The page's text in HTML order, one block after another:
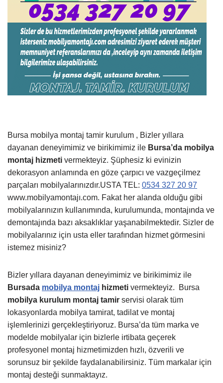
Bursa mobilya montaj tamir kurulum , Bizler yıllara
dayanan deneyimimiz ve birikimimiz ile Bursa’da mobilya
montaj hizmeti vermekteyiz. Şüphesiz ki evinizin
dekorasyon anlamında en göze çarpıcı ve vazgeçilmez
parçaları mobilyalarınızdır.USTA TEL: 0534 327 20 97
www.mobilyamontajı.com. Fakat her alanda olduğu gibi
mobilyalarınızın kullanımında, kurulumunda, montajında ve
demontajında bazı aksaklıklar yaşanabilmektedir. Sizler de
mobilyalarınız için usta eller tarafından hizmet görmesini
istemez misiniz?
Bizler yıllara dayanan deneyimimiz ve birikimimiz ile
Bursada mobilya montaj hizmeti vermekteyiz.
Bursa
mobilya kurulum montaj tamir servisi olarak tüm
lokasyonlarda mobilya tamirat, tadilat ve montaj
işlemlerinizi gerçekleştiriyoruz. Bursa’da tüm marka ve
modelde mobilyalar için bizlerle irtibata geçerek
profesyonel montaj hizmetimizden hızlı, özverili ve
sorunsuz bir şekilde faydalanabilirsiniz. Tüm markalar için
montaj desteği sunmaktayız.